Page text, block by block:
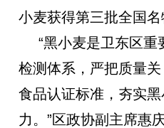
小麦获得第三批全国名
“黑小麦是卫东区
检测体系，严把质量
食品认证标准，夯实
力。”区政协副主席惠